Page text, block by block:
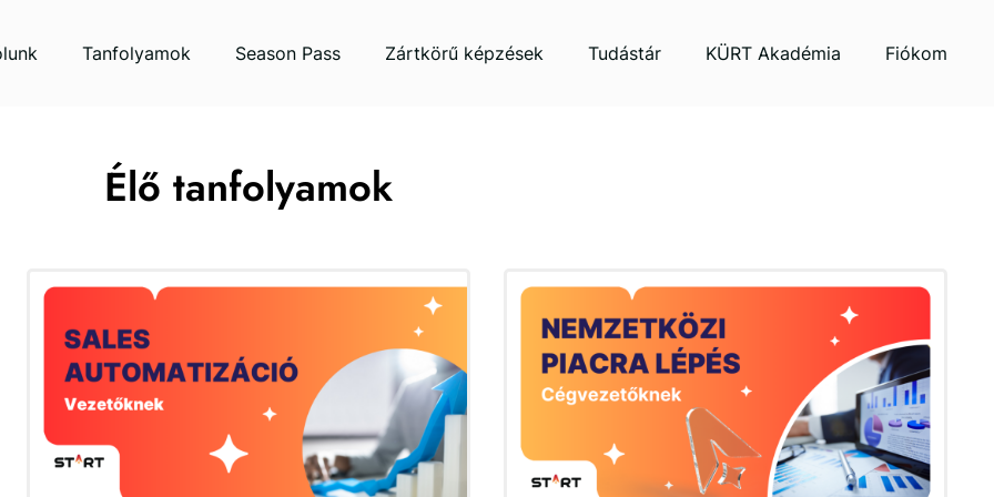
Tanfolyamok Season Pass Zártkörű képzések Tudástár KÜRT Akadémia Fiókom
Élő tanfolyamok